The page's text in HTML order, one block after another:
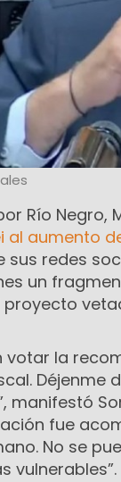
Río Negro,
al aumento
sus redes
un
votar la
Déjenme
manifestó
fue
No se
vulnerables”.